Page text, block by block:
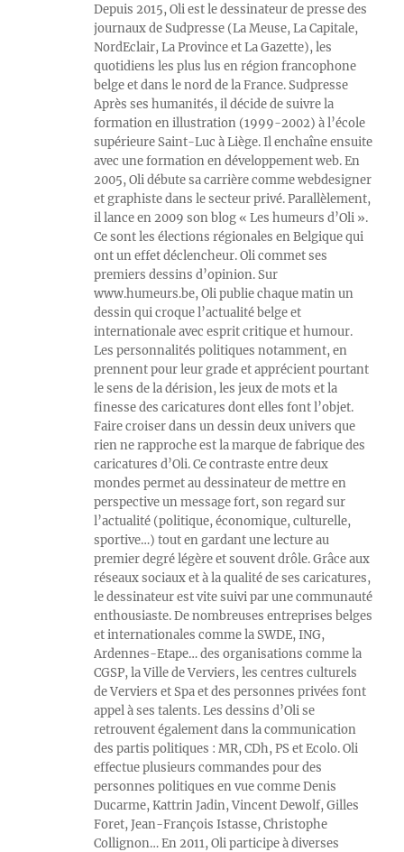
Depuis 2015, Oli est le dessinateur de presse des
journaux de Sudpresse (La Meuse, La Capitale,
NordEclair, La Province et La Gazette), les
quotidiens les plus lus en région francophone
belge et dans le nord de la France. Sudpresse
Après ses humanités, il décide de suivre la
formation en illustration (1999-2002) à l’école
supérieure Saint-Luc à Liège. Il enchaîne ensuite
avec une formation en développement web. En
2005, Oli débute sa carrière comme webdesigner
et graphiste dans le secteur privé. Parallèlement,
il lance en 2009 son blog « Les humeurs d’Oli ».
Ce sont les élections régionales en Belgique qui
ont un effet déclencheur. Oli commet ses
premiers dessins d’opinion. Sur
www.humeurs.be, Oli publie chaque matin un
dessin qui croque l’actualité belge et
internationale avec esprit critique et humour.
Les personnalités politiques notamment, en
prennent pour leur grade et apprécient pourtant
le sens de la dérision, les jeux de mots et la
finesse des caricatures dont elles font l’objet.
Faire croiser dans un dessin deux univers que
rien ne rapproche est la marque de fabrique des
caricatures d’Oli. Ce contraste entre deux
mondes permet au dessinateur de mettre en
perspective un message fort, son regard sur
l’actualité (politique, économique, culturelle,
sportive…) tout en gardant une lecture au
premier degré légère et souvent drôle. Grâce aux
réseaux sociaux et à la qualité de ses caricatures,
le dessinateur est vite suivi par une communauté
enthousiaste. De nombreuses entreprises belges
et internationales comme la SWDE, ING,
Ardennes-Etape… des organisations comme la
CGSP, la Ville de Verviers, les centres culturels
de Verviers et Spa et des personnes privées font
appel à ses talents. Les dessins d’Oli se
retrouvent également dans la communication
des partis politiques : MR, CDh, PS et Ecolo. Oli
effectue plusieurs commandes pour des
personnes politiques en vue comme Denis
Ducarme, Kattrin Jadin, Vincent Dewolf, Gilles
Foret, Jean-François Istasse, Christophe
Collignon… En 2011, Oli participe à diverses